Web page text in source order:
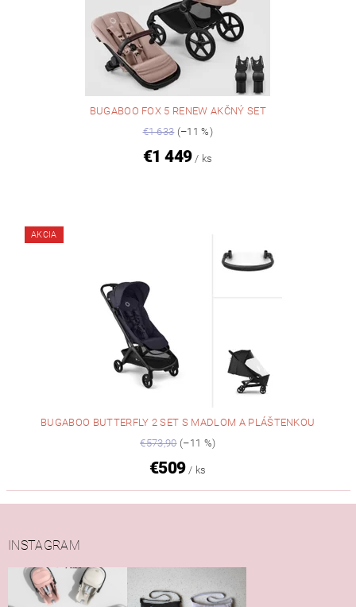
BUGABOO FOX 5 RENEW AKČNÝ SET
€1 633(–11 %)
€1 449 / ks
AKCIA
BUGABOO BUTTERFLY 2 SET S MADLOM A PLÁŠTENKOU
€573,90(–11 %)
€509 / ks
INSTAGRAM